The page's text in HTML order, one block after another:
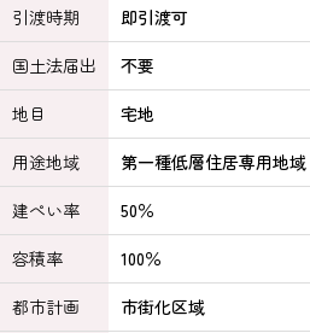
引渡時期
即引渡可
国土法届出
不要
地目
宅地
用途地域
第一種低層住居専用地域
建ぺい率
50％
容積率
100％
都市計画
市街化区域